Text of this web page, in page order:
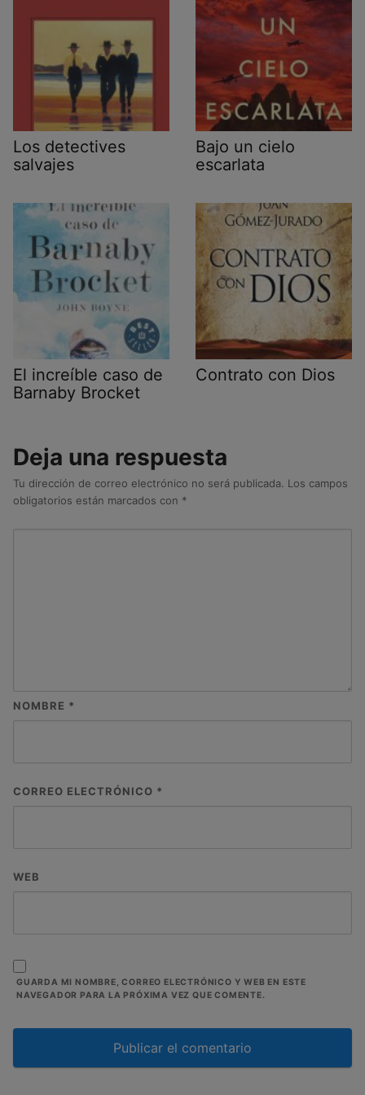
Los detectives
salvajes
Bajo un cielo
escarlata
El increíble caso de
Barnaby Brocket
Contrato con Dios
Deja una respuesta
Tu dirección de correo electrónico no será publicada. Los campos
obligatorios están marcados con *
NOMBRE *
CORREO ELECTRÓNICO *
WEB
GUARDA MI NOMBRE, CORREO ELECTRÓNICO Y WEB EN ESTE
NAVEGADOR PARA LA PRÓXIMA VEZ QUE COMENTE.